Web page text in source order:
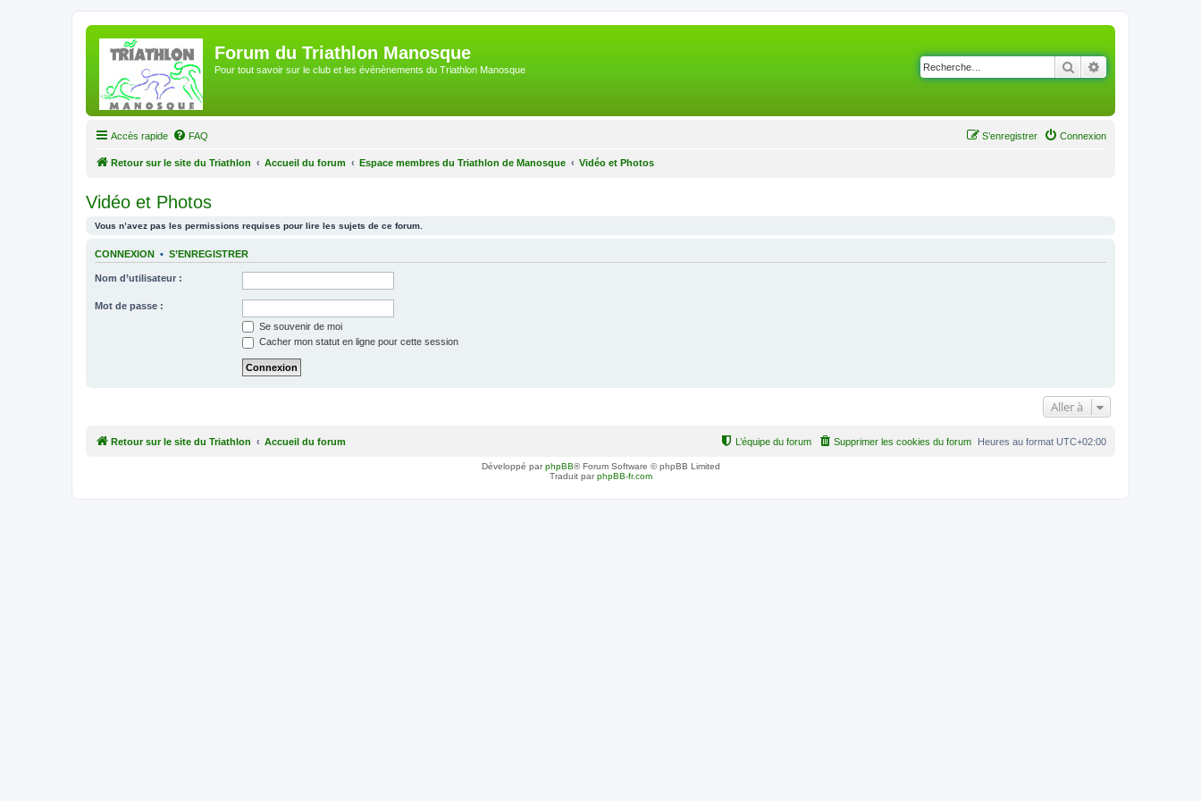
Forum du Triathlon Manosque
Pour tout savoir sur le club et les événènements du Triathlon Manosque Rechercher
Accès rapide FAQ Connexion
S’enregistrer
Retour sur le site du Triathlon Accueil du forum Espace membres du Triathlon de Manosque Vidéo et Photos
Vidéo et Photos
Vous n’avez pas les permissions requises pour lire les sujets de ce forum.
CONNEXION • S’ENREGISTRER
Nom d’utilisateur :
Mot de passe :
Se souvenir de moi
Cacher mon statut en ligne pour cette session
Aller à
Retour sur le site du Triathlon Accueil du forum Heures au format UTC+02:00
Supprimer les cookies du forum
L’équipe du forum
Développé parphpBB® Forum Software © phpBB Limited
Traduit parphpBB-fr.com